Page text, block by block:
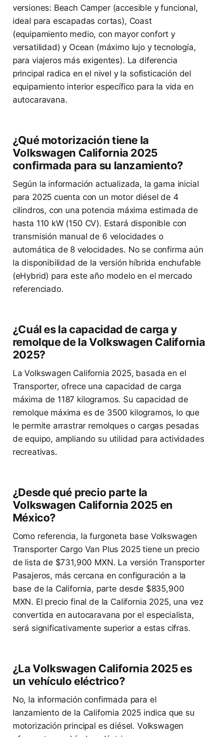
versiones: Beach Camper (accesible y funcional,
ideal para escapadas cortas), Coast
(equipamiento medio, con mayor confort y
versatilidad) y Ocean (máximo lujo y tecnología,
para viajeros más exigentes). La diferencia
principal radica en el nivel y la sofisticación del
equipamiento interior específico para la vida en
autocaravana.
¿Qué motorización tiene la
Volkswagen California 2025
confirmada para su lanzamiento?
Según la información actualizada, la gama inicial
para 2025 cuenta con un motor diésel de 4
cilindros, con una potencia máxima estimada de
hasta 110 kW (150 CV). Estará disponible con
transmisión manual de 6 velocidades o
automática de 8 velocidades. No se confirma aún
la disponibilidad de la versión híbrida enchufable
(eHybrid) para este año modelo en el mercado
referenciado.
¿Cuál es la capacidad de carga y
remolque de la Volkswagen California
2025?
La Volkswagen California 2025, basada en el
Transporter, ofrece una capacidad de carga
máxima de 1187 kilogramos. Su capacidad de
remolque máxima es de 3500 kilogramos, lo que
le permite arrastrar remolques o cargas pesadas
de equipo, ampliando su utilidad para actividades
recreativas.
¿Desde qué precio parte la
Volkswagen California 2025 en
México?
Como referencia, la furgoneta base Volkswagen
Transporter Cargo Van Plus 2025 tiene un precio
de lista de $731,900 MXN. La versión Transporter
Pasajeros, más cercana en configuración a la
base de la California, parte desde $835,900
MXN. El precio final de la California 2025, una vez
convertida en autocaravana por el especialista,
será significativamente superior a estas cifras.
¿La Volkswagen California 2025 es
un vehículo eléctrico?
No, la información confirmada para el
lanzamiento de la California 2025 indica que su
motorización principal es diésel. Volkswagen